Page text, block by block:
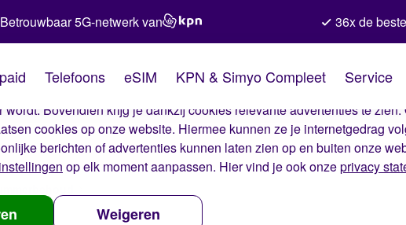
van Simyo
op onze website. Met deze cookies zorgen wij ervoor dat je ervaring
wordt. Bovendien krijg je dankzij cookies relevante advertenties te zien.
cookies op onze website. Hiermee kunnen ze je internetgedrag
berichten of advertenties kunnen laten zien op en buiten onze
op elk moment aanpassen. Hier vind je ook onzeprivacy
Weigeren
Betrouwbaar 5G-netwerk van 36x de
Telefoons eSIM KPN & Simyo Compleet Service
Start een